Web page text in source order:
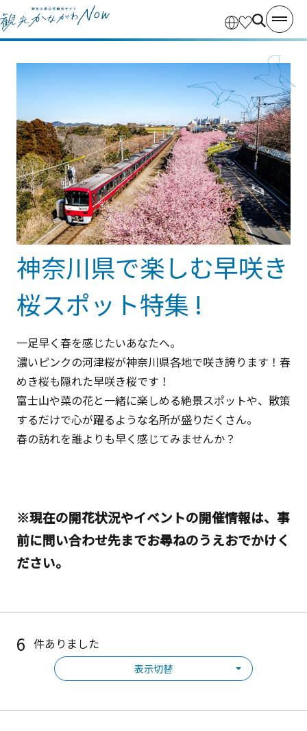
神奈川県で楽しむ早咲き
桜スポット特集 !
一足早く春を感じたいあなたへ。
濃いピンクの河津桜が神奈川県各地で咲き誇ります！春
めき桜も隠れた早咲き桜です！
富士山や菜の花と一緒に楽しめる絶景スポットや、散策
するだけで心が躍るような名所が盛りだくさん。
春の訪れを誰よりも早く感じてみませんか？
※現在の開花状況やイベントの開催情報は、事
前に問い合わせ先までお尋ねのうえおでかけく
ださい。
6 件ありました
表示切替